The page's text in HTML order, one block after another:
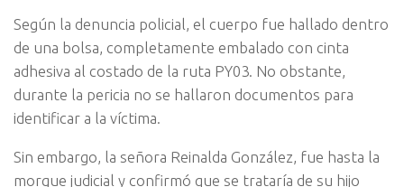
Según la denuncia policial, el cuerpo fue hallado dentro
de una bolsa, completamente embalado con cinta
adhesiva al costado de la ruta PY03. No obstante,
durante la pericia no se hallaron documentos para
identificar a la víctima.
Sin embargo, la señora Reinalda González, fue hasta la
morgue judicial y confirmó que se trataría de su hijo